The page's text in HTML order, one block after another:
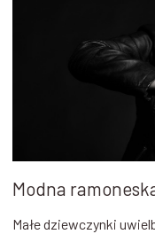
Modna
Małe dziewczynki